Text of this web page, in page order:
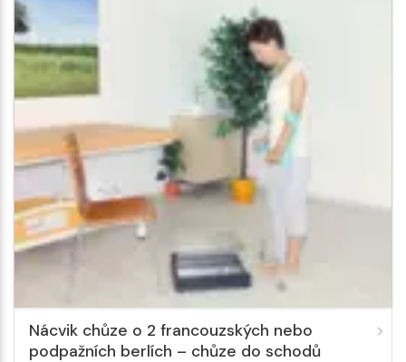
Nácvik chůze o 2 francouzských nebo
podpažních berlích – chůze do schodů